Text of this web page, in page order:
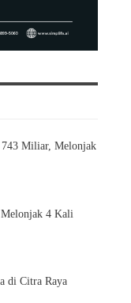
743 Miliar, Melonjak
4 Kali
di Citra Raya